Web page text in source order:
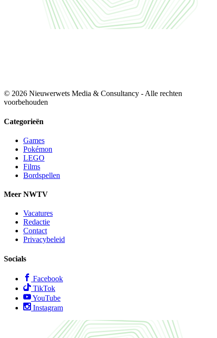
© 2026 Nieuwerwets Media & Consultancy - Alle rechten
voorbehouden
Categorieën
Games
Pokémon
LEGO
Films
Bordspellen
Meer NWTV
Vacatures
Redactie
Contact
Privacybeleid
Socials
Facebook
TikTok
YouTube
Instagram